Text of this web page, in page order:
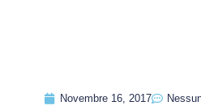
Novembre 16, 2017